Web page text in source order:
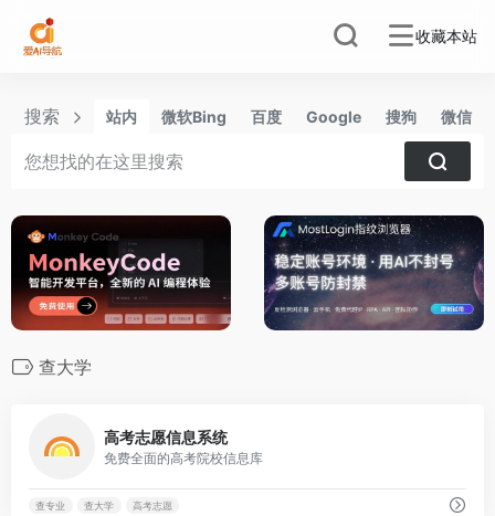
收藏本站
搜索 站内 微软Bing 百度 Google 搜狗 微信
查大学
高考志愿信息系统
免费全面的高考院校信息库
查专业 查大学 高考志愿